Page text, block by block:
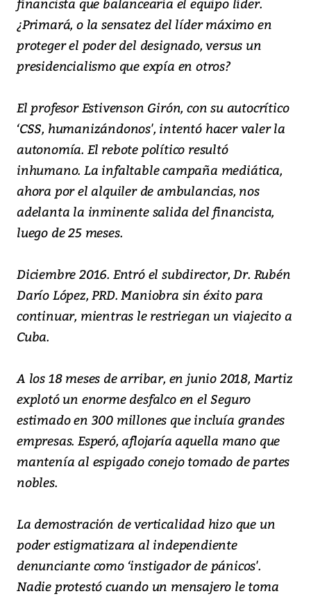
¿Primará, o la sensatez del líder máximo en
proteger el poder del designado, versus un
presidencialismo que expía en otros?
El profesor Estivenson Girón, con su autocrítico
‘CSS, humanizándonos', intentó hacer valer la
autonomía. El rebote político resultó
inhumano. La infaltable campaña mediática,
ahora por el alquiler de ambulancias, nos
adelanta la inminente salida del financista,
luego de 25 meses.
Diciembre 2016. Entró el subdirector, Dr. Rubén
Darío López, PRD. Maniobra sin éxito para
continuar, mientras le restriegan un viajecito a
Cuba.
A los 18 meses de arribar, en junio 2018, Martiz
explotó un enorme desfalco en el Seguro
estimado en 300 millones que incluía grandes
empresas. Esperó, aflojaría aquella mano que
mantenía al espigado conejo tomado de partes
nobles.
La demostración de verticalidad hizo que un
poder estigmatizara al independiente
denunciante como ‘instigador de pánicos'.
Nadie protestó cuando un mensajero le toma